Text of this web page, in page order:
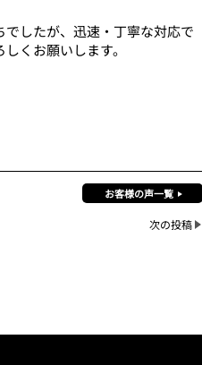
したが、迅速・丁寧な対応で
くお願いします。
お客様の声一覧
次の投稿